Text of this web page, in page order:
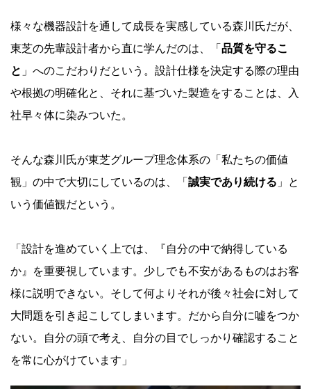
様々な機器設計を通して成長を実感している森川氏だが、
東芝の先輩設計者から直に学んだのは、「 品質を守るこ
と 」へのこだわりだという。設計仕様を決定する際の理由
や根拠の明確化と、それに基づいた製造をすることは、入
社早々体に染みついた。
そんな森川氏が東芝グループ理念体系の「私たちの価値
観」の中で大切にしているのは、「 誠実であり続ける 」と
いう価値観だという。
「設計を進めていく上では、『自分の中で納得している
か』を重要視しています。少しでも不安があるものはお客
様に説明できない。そして何よりそれが後々社会に対して
大問題を引き起こしてしまいます。だから自分に嘘をつか
ない。自分の頭で考え、自分の目でしっかり確認すること
を常に心がけています」